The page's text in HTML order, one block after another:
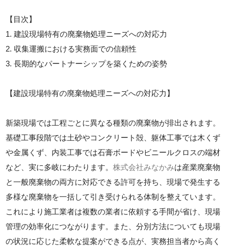
【目次】
1. 建設現場特有の廃棄物処理ニーズへの対応力
2. 収集運搬における実務面での信頼性
3. 長期的なパートナーシップを築くための姿勢
【建設現場特有の廃棄物処理ニーズへの対応力】
新築現場では工程ごとに異なる種類の廃棄物が排出されます。
基礎工事段階では土砂やコンクリート殻、躯体工事では木くず
や金属くず、内装工事では石膏ボードやビニールクロスの端材
など、実に多岐にわたります。株式会社みなかみは産業廃棄物
と一般廃棄物の両方に対応できる許可を持ち、現場で発生する
多様な廃棄物を一括して引き受けられる体制を整えています。
これにより施工業者は複数の業者に依頼する手間が省け、現場
管理の効率化につながります。また、分別方法についても現場
の状況に応じた柔軟な提案ができる点が、実務担当者から高く